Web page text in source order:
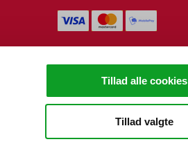
Tillad alle cookies
Tillad valgte
Nyhedsbrev